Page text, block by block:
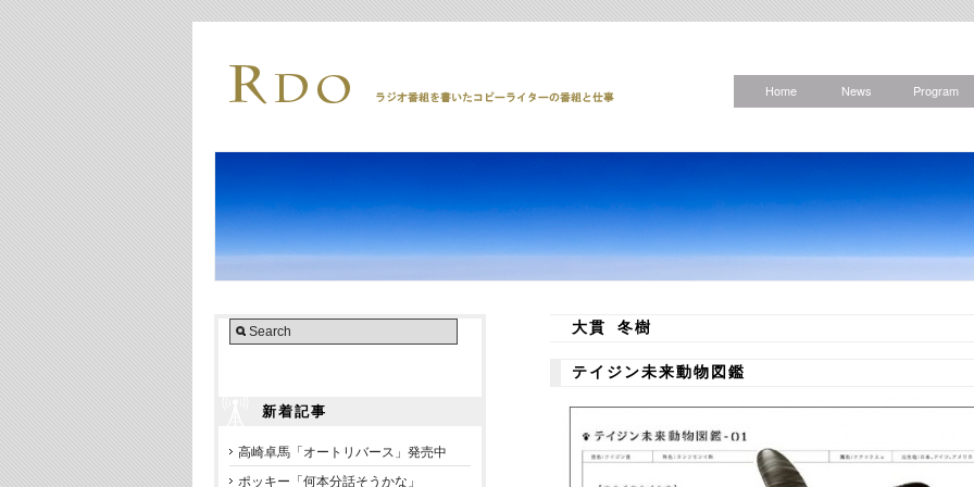
Home News Program
新着記事
高崎卓馬「オートリバース」発売中
ポッキー「何本分話そうかな」
大貫 冬樹
テイジン未来動物図鑑